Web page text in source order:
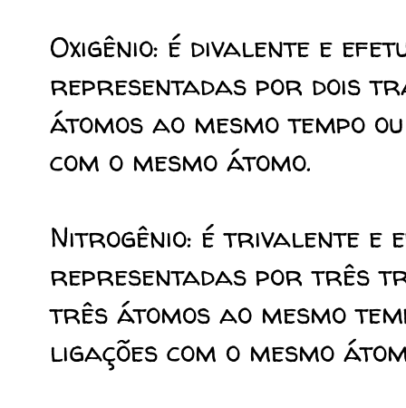
Oxigênio: é divalente e
representadas por dois
átomos ao mesmo tempo
com o mesmo átomo.
Nitrogênio: é trivalente e
representadas por três
três átomos ao mesmo
ligações com o mesmo